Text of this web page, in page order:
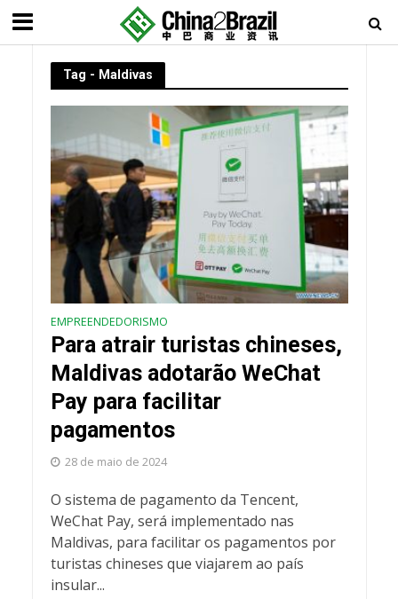
Tag - Maldivas
EMPREENDEDORISMO
Para atrair turistas chineses,
Maldivas adotarão WeChat
Pay para facilitar
pagamentos
28 de maio de 2024
O sistema de pagamento da Tencent,
WeChat Pay, será implementado nas
Maldivas, para facilitar os pagamentos por
turistas chineses que viajarem ao país
insular...